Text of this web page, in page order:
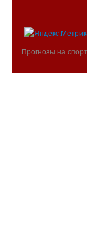
Прогнозы на спорт